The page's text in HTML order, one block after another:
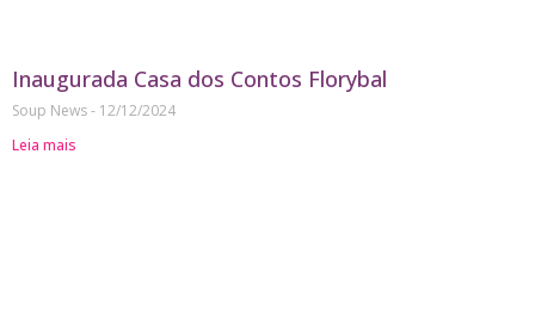
Inaugurada Casa dos Contos Florybal
Soup News
12/12/2024
Leia mais